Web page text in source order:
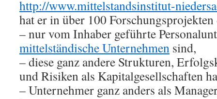
http://www.mittelstandsinstitut-
hat er in über 100
– nur vom Inhaber geführte
mittelständische Unternehmen sind,
– diese ganz andere Strukturen,
und Risiken als Kapitalgesellschaften
– Unternehmer ganz anders als